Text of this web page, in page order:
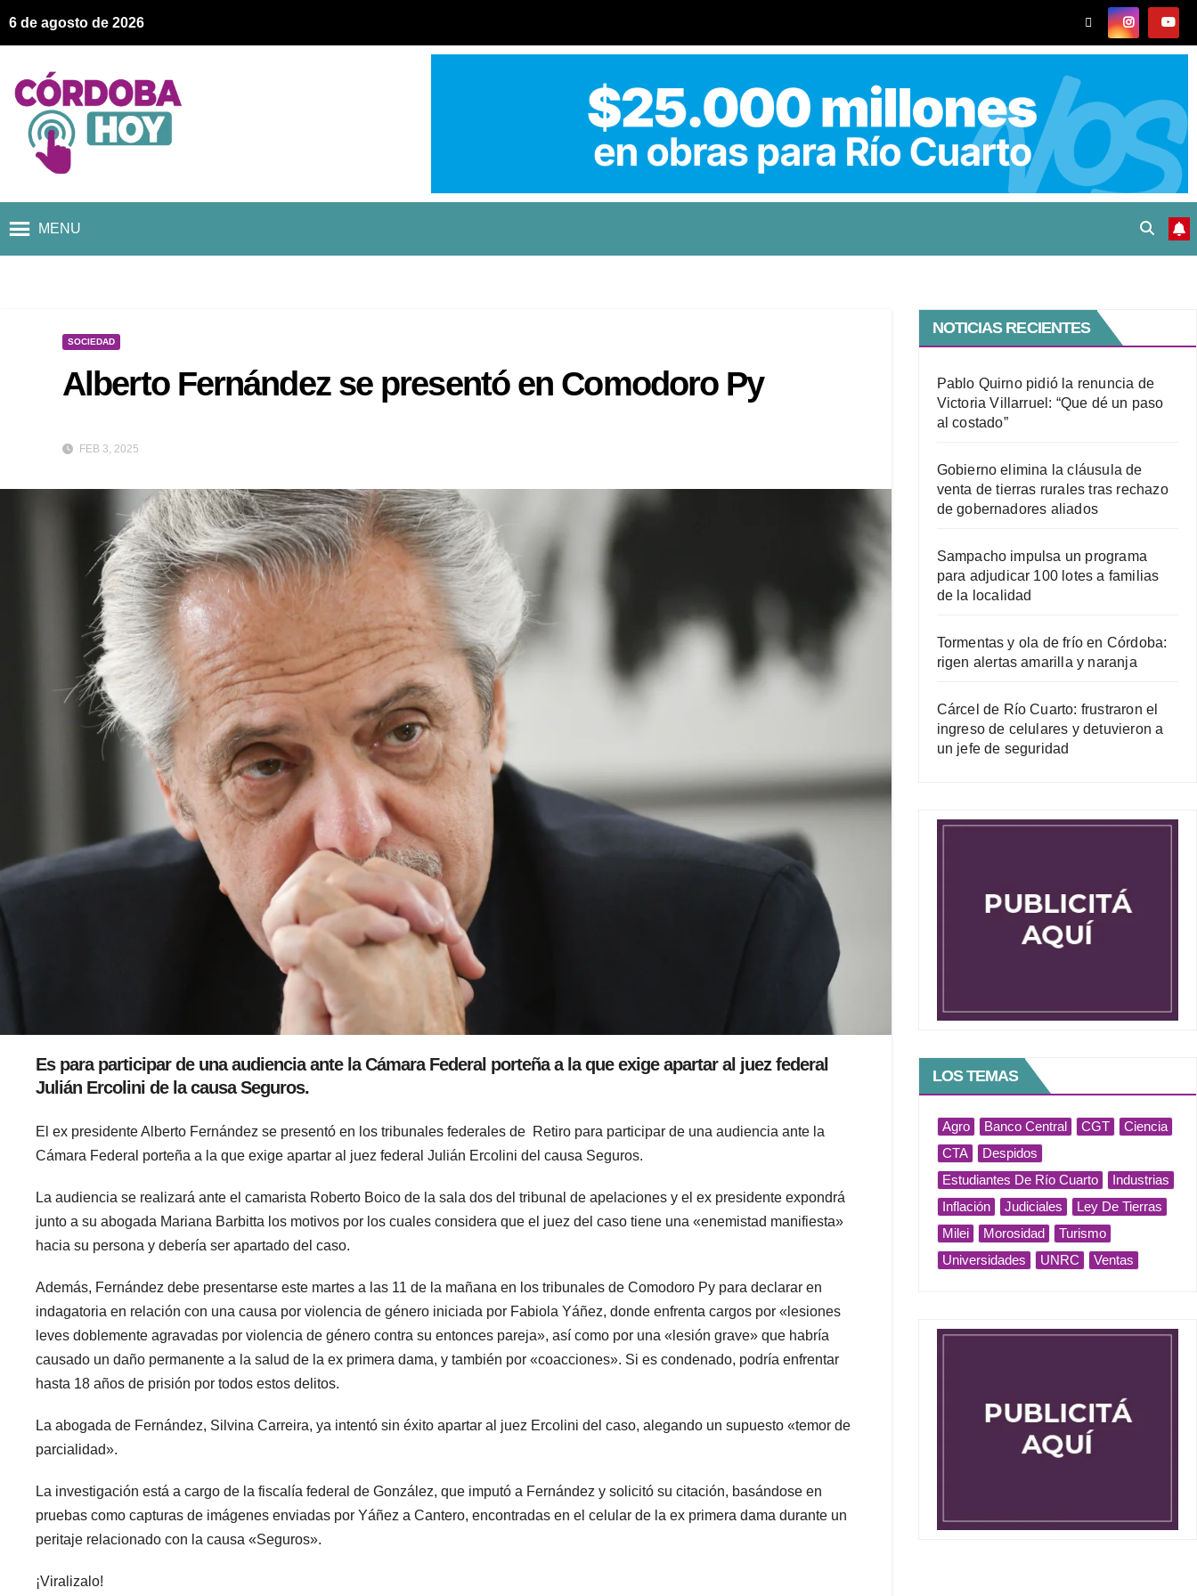
6 de agosto de 2026
MENU
SOCIEDAD
Alberto Fernández se presentó en Comodoro Py
FEB 3, 2025
Es para participar de una audiencia ante la Cámara Federal porteña a la que exige apartar al juez federal
Julián Ercolini de la causa Seguros.
El ex presidente Alberto Fernández se presentó en los tribunales federales de Retiro para participar de una audiencia ante la
Cámara Federal porteña a la que exige apartar al juez federal Julián Ercolini del causa Seguros.
La audiencia se realizará ante el camarista Roberto Boico de la sala dos del tribunal de apelaciones y el ex presidente expondrá
junto a su abogada Mariana Barbitta los motivos por los cuales considera que el juez del caso tiene una «enemistad manifiesta»
hacia su persona y debería ser apartado del caso.
Además, Fernández debe presentarse este martes a las 11 de la mañana en los tribunales de Comodoro Py para declarar en
indagatoria en relación con una causa por violencia de género iniciada por Fabiola Yáñez, donde enfrenta cargos por «lesiones
leves doblemente agravadas por violencia de género contra su entonces pareja», así como por una «lesión grave» que habría
causado un daño permanente a la salud de la ex primera dama, y también por «coacciones». Si es condenado, podría enfrentar
hasta 18 años de prisión por todos estos delitos.
La abogada de Fernández, Silvina Carreira, ya intentó sin éxito apartar al juez Ercolini del caso, alegando un supuesto «temor de
parcialidad».
La investigación está a cargo de la fiscalía federal de González, que imputó a Fernández y solicitó su citación, basándose en
pruebas como capturas de imágenes enviadas por Yáñez a Cantero, encontradas en el celular de la ex primera dama durante un
peritaje relacionado con la causa «Seguros».
¡Viralizalo!
NOTICIAS RECIENTES
Pablo Quirno pidió la renuncia de
Victoria Villarruel: “Que dé un paso
al costado”
Gobierno elimina la cláusula de
venta de tierras rurales tras rechazo
de gobernadores aliados
Sampacho impulsa un programa
para adjudicar 100 lotes a familias
de la localidad
Tormentas y ola de frío en Córdoba:
rigen alertas amarilla y naranja
Cárcel de Río Cuarto: frustraron el
ingreso de celulares y detuvieron a
un jefe de seguridad
LOS TEMAS
Agro Banco Central CGT
Ciencia
CTA
Despidos
Estudiantes De Río Cuarto
Industrias
Inflación
Judiciales
Ley De Tierras
Milei
Morosidad
Turismo
Universidades
UNRC Ventas